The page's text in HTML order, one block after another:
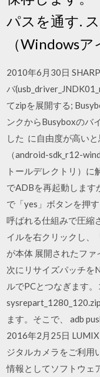
パスを通す.
（Windows
2010年6月30日
バ
てzipを展開する;
ンクからBusyboxのバ
した に自由度が高い
（android-sdk_r12-
トールデレクトリ）
でADBを再起動します
で「yes」ボタンを押
呼ばれる仕組みで圧縮
イルを右クリックし、
が本体 展開されたフ
次にリサイズパッチを
ルでPCとつなぎます
ます。そこで、 adb
2016年2月25日
ジタルカメラをご利用
情報としてソフトウェ